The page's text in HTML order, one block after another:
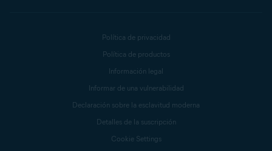
Política de privacidad
Política de productos
Información legal
Informar de una vulnerabilidad
Declaración sobre la esclavitud moderna
Detalles de la suscripción
Cookie Settings